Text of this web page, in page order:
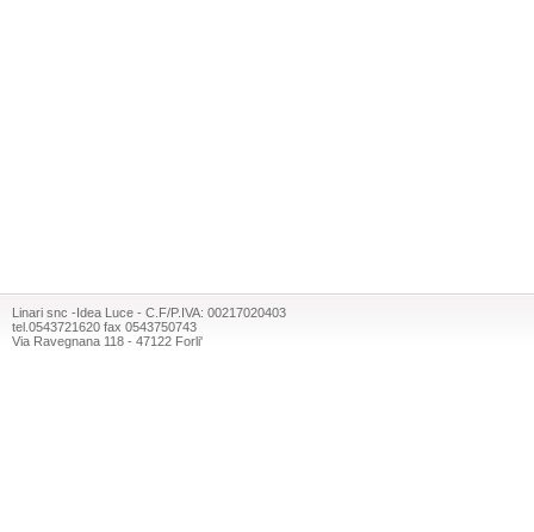
Linari snc -Idea Luce - C.F/P.IVA: 00217020403
tel.0543721620 fax 0543750743
Via Ravegnana 118 - 47122 Forli'